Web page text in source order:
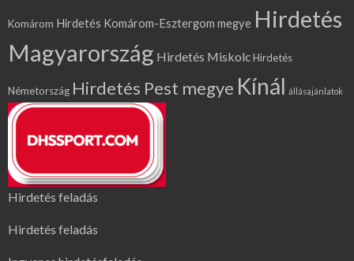
Komárom Hirdetés Komárom-Esztergom megye Hirdetés
Magyarország Hirdetés MiskolcHirdetés
Németország Hirdetés Pest megye Kínál állásajánlatok
Hirdetés feladás
Hirdetés feladás